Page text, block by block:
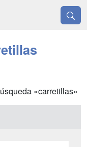
«carretillas»